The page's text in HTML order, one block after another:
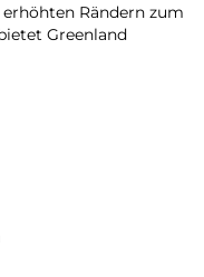
Rändern zum
Greenland